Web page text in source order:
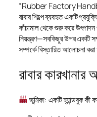
“Rubber Factory
রাবার শিল্পে ব্যবহৃত একটি
কাঁচামাল থেকে শুরু করে উৎপাদন
নিয়ন্ত্রণ—সবকিছুর উপর একটি
সম্পর্কে বিস্তারিত আলোচনা
রাবার কারখানার
ভূমিকা: একটি হ্যান্ডবুক কী